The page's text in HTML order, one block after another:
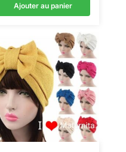
Ajouter au panier